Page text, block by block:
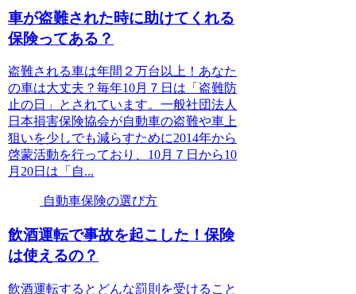
車が盗難された時に助けてくれる
保険ってある？
盗難される車は年間２万台以上！あなた
の車は大丈夫？毎年10月７日は「盗難防
止の日」とされています。一般社団法人
日本損害保険協会が自動車の盗難や車上
狙いを少しでも減らすために2014年から
啓蒙活動を行っており、10月７日から10
月20日は「自...
自動車保険の選び方
飲酒運転で事故を起こした！保険
は使えるの？
飲酒運転するとどんな罰則を受けること